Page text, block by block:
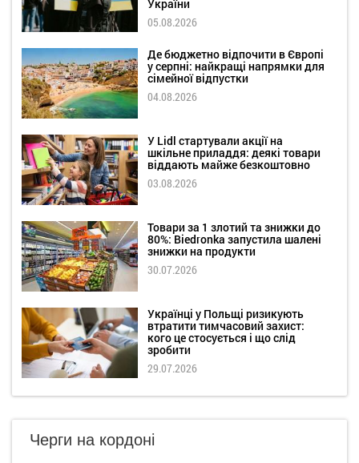
України
05.08.2026
Де бюджетно відпочити в Європі
у серпні: найкращі напрямки для
сімейної відпустки
04.08.2026
У Lidl стартували акції на
шкільне приладдя: деякі товари
віддають майже безкоштовно
03.08.2026
Товари за 1 злотий та знижки до
80%: Biedronka запустила шалені
знижки на продукти
30.07.2026
Українці у Польщі ризикують
втратити тимчасовий захист:
кого це стосується і що слід
зробити
29.07.2026
Черги на кордоні